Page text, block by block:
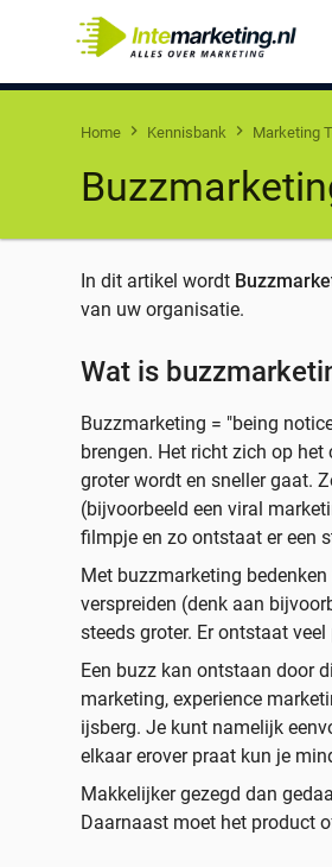
Kruimelpad
Home Kennisbank Marketing
In dit artikel wordt
van uw organisatie.
Wat is
Buzzmarketing = "being
brengen. Het richt zich op
groter wordt en sneller gaat.
(bijvoorbeeld een viral
filmpje en zo ontstaat er een
Met buzzmarketing
verspreiden (denk aan
steeds groter. Er ontstaat
Een buzz kan ontstaan door
marketing, experience
ijsberg. Je kunt namelijk
elkaar erover praat kun je
Makkelijker gezegd dan
Daarnaast moet het product